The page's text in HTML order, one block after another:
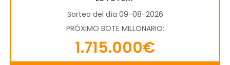
Sorteo del día 09-08-2026
PRÓXIMO BOTE MILLONARIO:
1.715.000€